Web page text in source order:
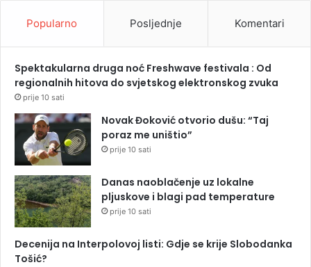
Popularno Posljednje Komentari
Spektakularna druga noć Freshwave festivala : Od
regionalnih hitova do svjetskog elektronskog zvuka
prije 10 sati
Novak Đoković otvorio dušu: “Taj
poraz me uništio”
prije 10 sati
Danas naoblačenje uz lokalne
pljuskove i blagi pad temperature
prije 10 sati
Decenija na Interpolovoj listi: Gdje se krije Slobodanka
Tošić?